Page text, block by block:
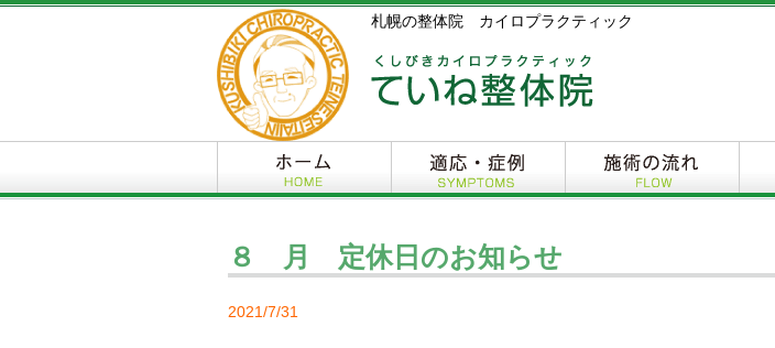
札幌の整体院 カイロプラクティック
８ 月 定休日のお知らせ
2021/7/31